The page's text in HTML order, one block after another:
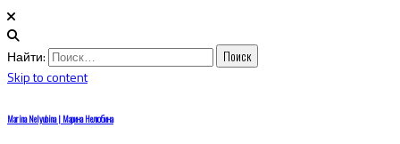
Найти:
Skip to content
Marina Nelyubina | Марина Нелюбина